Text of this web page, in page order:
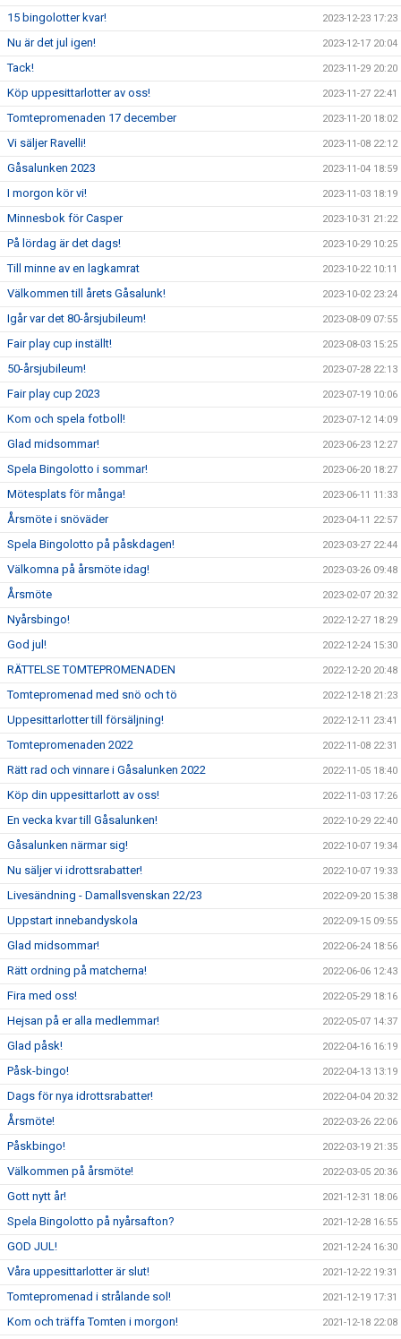
15 bingolotter kvar! 2023-12-23 17:23
Nu är det jul igen! 2023-12-17 20:04
Tack! 2023-11-29 20:20
Köp uppesittarlotter av oss! 2023-11-27 22:41
Tomtepromenaden 17 december 2023-11-20 18:02
Vi säljer Ravelli! 2023-11-08 22:12
Gåsalunken 2023 2023-11-04 18:59
I morgon kör vi! 2023-11-03 18:19
Minnesbok för Casper 2023-10-31 21:22
På lördag är det dags! 2023-10-29 10:25
Till minne av en lagkamrat 2023-10-22 10:11
Välkommen till årets Gåsalunk! 2023-10-02 23:24
Igår var det 80-årsjubileum! 2023-08-09 07:55
Fair play cup inställt! 2023-08-03 15:25
50-årsjubileum! 2023-07-28 22:13
Fair play cup 2023 2023-07-19 10:06
Kom och spela fotboll! 2023-07-12 14:09
Glad midsommar! 2023-06-23 12:27
Spela Bingolotto i sommar! 2023-06-20 18:27
Mötesplats för många! 2023-06-11 11:33
Årsmöte i snöväder 2023-04-11 22:57
Spela Bingolotto på påskdagen! 2023-03-27 22:44
Välkomna på årsmöte idag! 2023-03-26 09:48
Årsmöte 2023-02-07 20:32
Nyårsbingo! 2022-12-27 18:29
God jul! 2022-12-24 15:30
RÄTTELSE TOMTEPROMENADEN 2022-12-20 20:48
Tomtepromenad med snö och tö 2022-12-18 21:23
Uppesittarlotter till försäljning! 2022-12-11 23:41
Tomtepromenaden 2022 2022-11-08 22:31
Rätt rad och vinnare i Gåsalunken 2022 2022-11-05 18:40
Köp din uppesittarlott av oss! 2022-11-03 17:26
En vecka kvar till Gåsalunken! 2022-10-29 22:40
Gåsalunken närmar sig! 2022-10-07 19:34
Nu säljer vi idrottsrabatter! 2022-10-07 19:33
Livesändning - Damallsvenskan 22/23 2022-09-20 15:38
Uppstart innebandyskola 2022-09-15 09:55
Glad midsommar! 2022-06-24 18:56
Rätt ordning på matcherna! 2022-06-06 12:43
Fira med oss! 2022-05-29 18:16
Hejsan på er alla medlemmar! 2022-05-07 14:37
Glad påsk! 2022-04-16 16:19
Påsk-bingo! 2022-04-13 13:19
Dags för nya idrottsrabatter! 2022-04-04 20:32
Årsmöte! 2022-03-26 22:06
Påskbingo! 2022-03-19 21:35
Välkommen på årsmöte! 2022-03-05 20:36
Gott nytt år! 2021-12-31 18:06
Spela Bingolotto på nyårsafton? 2021-12-28 16:55
GOD JUL! 2021-12-24 16:30
Våra uppesittarlotter är slut! 2021-12-22 19:31
Tomtepromenad i strålande sol! 2021-12-19 17:31
Kom och träffa Tomten i morgon! 2021-12-18 22:08